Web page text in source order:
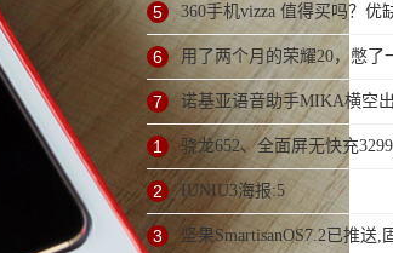
商务职业学校考察调研
5 360手机vizza 值得买吗？优
6 用了两个月的荣耀20，憋了
今天终于一吐为快
7 诺基亚语音助手MIKA横空
用不上！
1 骁龙652、全面屏无快充
2 IUNIU3海报:5
3 坚果SmartisanOS7.2已推送,